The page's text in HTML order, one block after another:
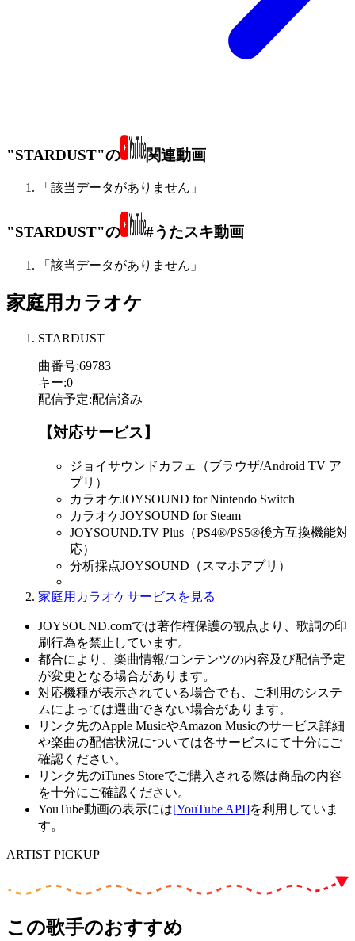
"STARDUST"の 関連動画
「該当データがありません」
"STARDUST"の #うたスキ動画
「該当データがありません」
家庭用カラオケ
STARDUST
曲番号:69783
キー:0
配信予定:配信済み
【対応サービス】
ジョイサウンドカフェ（ブラウザ/Android TV ア
プリ）
カラオケJOYSOUND for Nintendo Switch
カラオケJOYSOUND for Steam
JOYSOUND.TV Plus（PS4®/PS5®後方互換機能対
応）
分析採点JOYSOUND（スマホアプリ）
家庭用カラオケサービスを見る
JOYSOUND.comでは著作権保護の観点より、歌詞の印
刷行為を禁止しています。
都合により、楽曲情報/コンテンツの内容及び配信予定
が変更となる場合があります。
対応機種が表示されている場合でも、ご利用のシステ
ムによっては選曲できない場合があります。
リンク先のApple MusicやAmazon Musicのサービス詳細
や楽曲の配信状況については各サービスにて十分にご
確認ください。
リンク先のiTunes Storeでご購入される際は商品の内容
を十分にご確認ください。
YouTube動画の表示には[YouTube API]を利用していま
す。
ARTIST PICKUP
この歌手のおすすめ